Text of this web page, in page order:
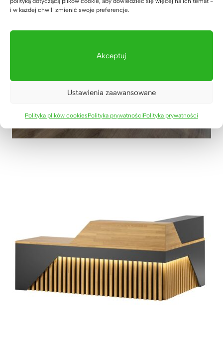
i w każdej chwili zmienić swoje preferencje.
Akceptuj
Ustawienia zaawansowane
Polityka plików cookiesPolityka prywatnościPolityka prywatności